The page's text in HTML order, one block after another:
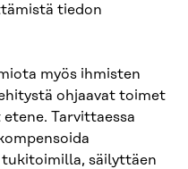
tiedon
myös ihmisten
ohjaavat toimet
Tarvittaessa
säilyttäen